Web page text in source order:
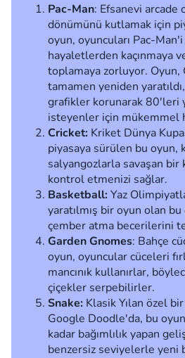
Pac-Man: Efsanevi arcade
dönümünü kutlamak için
oyun, oyuncuları Pac-
hayaletlerden kaçınmaya
toplamaya zorluyor.
tamamen yeniden
grafikler korunarak 80'leri
isteyenler için mükemmel
Cricket: Kriket Dünya
piyasaya sürülen bu oyun,
salyangozlarla savaşan bir
kontrol etmenizi sağlar.
Basketball:Yaz
yaratılmış bir oyun olan
çember atma becerilerini
Garden Gnomes: Bahçe
oyun, oyuncular cüceleri
mancınık kullanırlar,
çiçekler serpebilirler.
Snake: Klasik Yılan özel
Google Doodle'da, bu
kadar bağımlılık yapan
benzersiz seviyelerle yeni